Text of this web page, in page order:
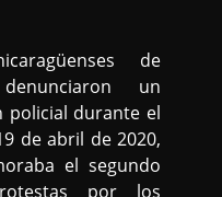
de
un
policial durante el
de abril de 2020,
el segundo
por los